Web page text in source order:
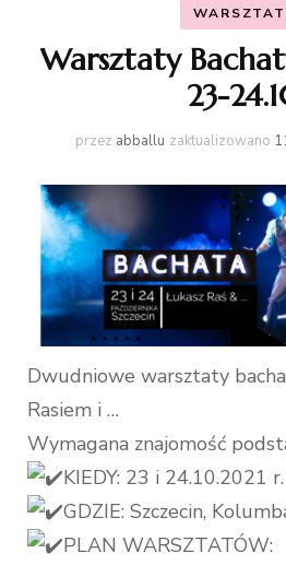
Warsztaty
23-
przez abballu zaktualizowano
Dwudniowe warsztaty
Rasiem i …
Wymagana znajomość
KIEDY: 23 i 24.10.2021 r.
GDZIE: Szczecin,
PLAN WARSZTATÓW: